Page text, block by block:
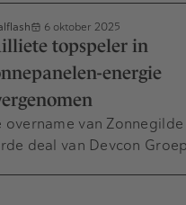
6 oktober 2025
topspeler in
energie
overname van
deal van Devcon